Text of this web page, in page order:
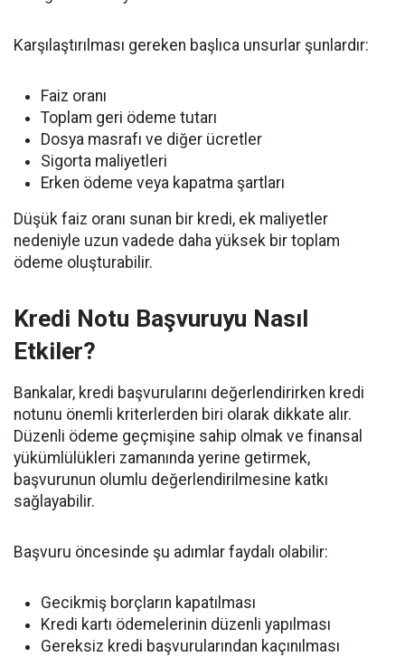
Karşılaştırılması gereken başlıca unsurlar şunlardır:
Faiz oranı
Toplam geri ödeme tutarı
Dosya masrafı ve diğer ücretler
Sigorta maliyetleri
Erken ödeme veya kapatma şartları
Düşük faiz oranı sunan bir kredi, ek maliyetler
nedeniyle uzun vadede daha yüksek bir toplam
ödeme oluşturabilir.
Kredi Notu Başvuruyu Nasıl
Etkiler?
Bankalar, kredi başvurularını değerlendirirken kredi
notunu önemli kriterlerden biri olarak dikkate alır.
Düzenli ödeme geçmişine sahip olmak ve finansal
yükümlülükleri zamanında yerine getirmek,
başvurunun olumlu değerlendirilmesine katkı
sağlayabilir.
Başvuru öncesinde şu adımlar faydalı olabilir:
Gecikmiş borçların kapatılması
Kredi kartı ödemelerinin düzenli yapılması
Gereksiz kredi başvurularından kaçınılması